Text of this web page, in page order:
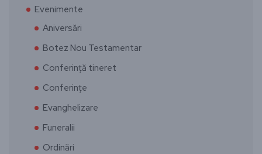
Evenimente
Aniversări
Botez Nou Testamentar
Conferință tineret
Conferințe
Evanghelizare
Funeralii
Ordinări